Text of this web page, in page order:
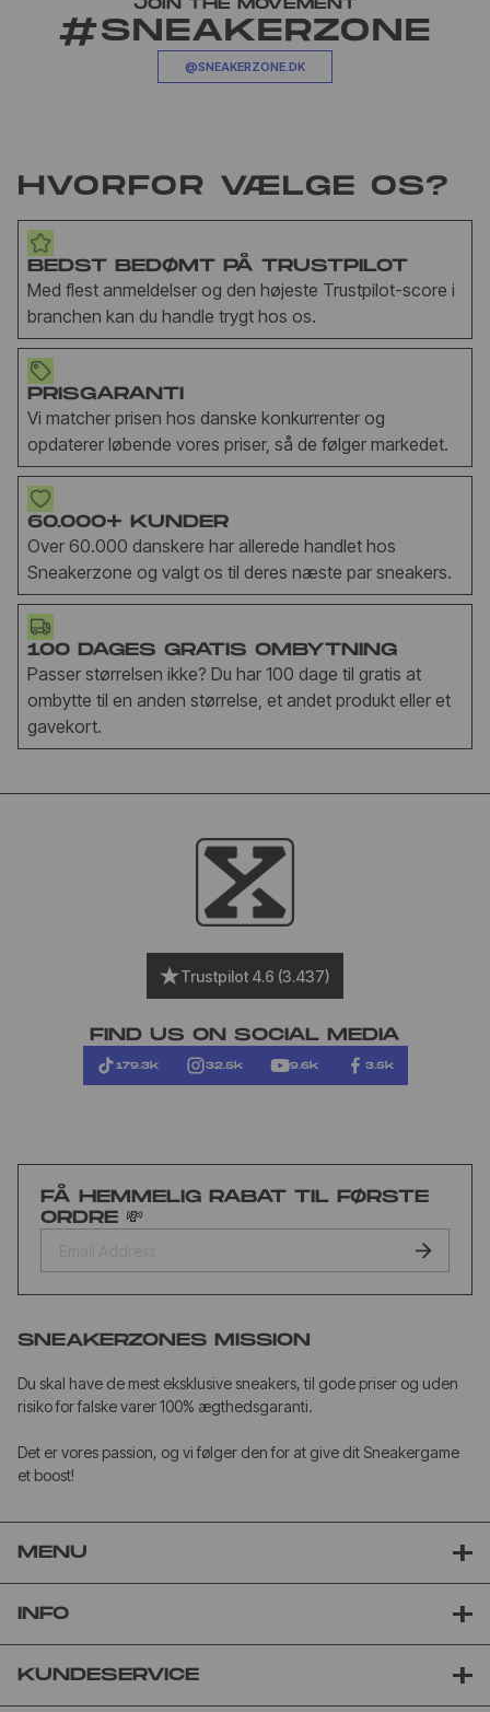
JOIN THE MOVEMENT
#SNEAKERZONE
@SNEAKERZONE.DK
HVORFOR VÆLGE OS?
BEDST BEDØMT PÅ TRUSTPILOT
Med flest anmeldelser og den højeste Trustpilot-score i
branchen kan du handle trygt hos os.
PRISGARANTI
Vi matcher prisen hos danske konkurrenter og
opdaterer løbende vores priser, så de følger markedet.
60.000+ KUNDER
Over 60.000 danskere har allerede handlet hos
Sneakerzone og valgt os til deres næste par sneakers.
100 DAGES GRATIS OMBYTNING
Passer størrelsen ikke? Du har 100 dage til gratis at
ombytte til en anden størrelse, et andet produkt eller et
gavekort.
Trustpilot 4.6 (3.437)
FIND US ON SOCIAL MEDIA
179.3k 32.5k 9.6k 3.5k
FÅ HEMMELIG RABAT TIL FØRSTE
ORDRE 💸
SNEAKERZONES MISSION
Du skal have de mest eksklusive sneakers, til gode priser og uden
risiko for falske varer 100% ægthedsgaranti.
Det er vores passion, og vi følger den for at give dit Sneakergame
et boost!
MENU
INFO
KUNDESERVICE